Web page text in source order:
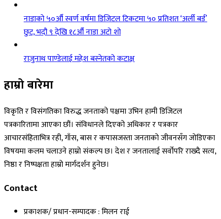
नाडाको ५०औँ स्वर्ण वर्षमा डिजिटल टिकटमा ५० प्रतिशत ‘अर्ली बर्ड’
छुट, भदौ ९ देखि १८औँ नाडा अटो शो
राजुनाथ पाण्डेलाई महेश बस्नेतको कटाक्ष
हाम्रो बारेमा
विकृति र विसंगतिका विरुद्ध जनताको पक्षमा उभिन हामी डिजिटल
पत्रकारितामा आएका छौं। संविधानले दिएको अधिकार र पत्रकार
आचारसंहिताभित्र रही, गाँस, बास र कपासजस्ता जनताको जीवनसँग जोडिएका
विषयमा कलम चलाउने हाम्रो संकल्प छ। देश र जनतालाई सर्वोपरि राख्दै सत्य,
निष्ठा र निष्पक्षता हाम्रो मार्गदर्शन हुनेछ।
Contact
प्रकाशक/ प्रधान-सम्पादक : मिलन राई